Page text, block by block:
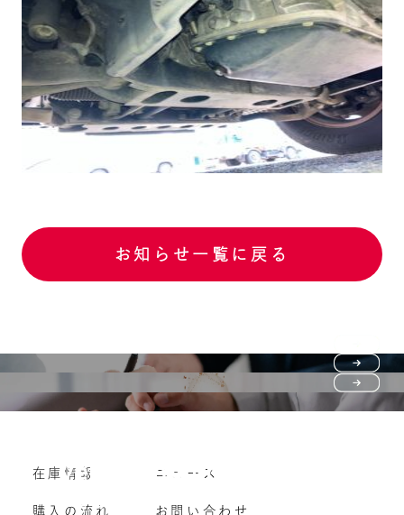
お知らせ一覧に戻る
購入の流れ
よくいただくご質問
Vehicle purchase
車両買い取り
在庫情報
購入の流れ
ニュース
お問い合わせ